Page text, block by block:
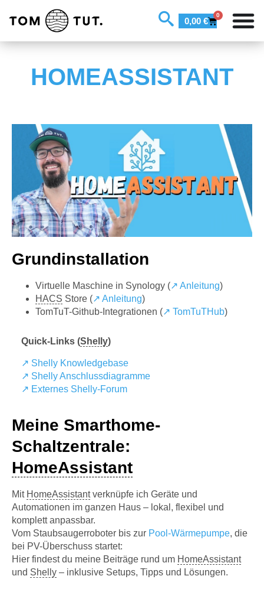
0,00 €
0
HOMEASSISTANT
Grundinstallation
Virtuelle Maschine in Synology (↗ Anleitung)
HACS Store (↗ Anleitung)
TomTuT-Github-Integrationen (↗ TomTuTHub)
Quick-Links (Shelly)
↗ Shelly Knowledgebase
↗ Shelly Anschlussdiagramme
↗ Externes Shelly-Forum
Meine Smarthome-
Schaltzentrale:
HomeAssistant
Mit HomeAssistantverknüpfe ich Geräte und
Automationen im ganzen Haus – lokal, flexibel und
komplett anpassbar.
Vom Staubsaugerroboter bis zur Pool-Wärmepumpe, die
bei PV-Überschuss startet:
Hier findest du meine Beiträge rund um HomeAssistant
und Shelly – inklusive Setups, Tipps und Lösungen.